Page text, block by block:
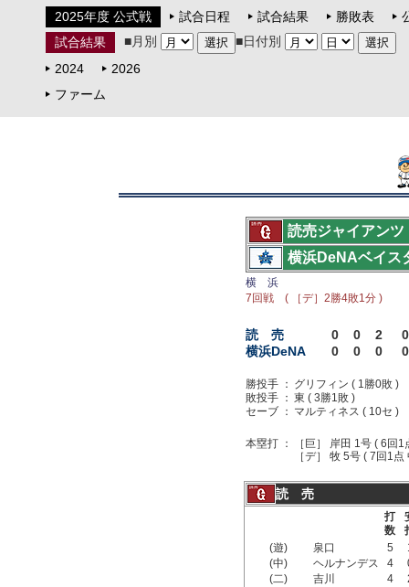
2025年度 公式戦 試合日程 試合結果 勝敗表
試合結果
■月別
■日付別
2024
2026
ファーム
読売ジャイアンツ
横浜DeNAベイス
横 浜
7回戦 ( ［デ］2勝4敗1分 )
読 売 0 0 2
0
横浜DeNA
0 0 0 0
勝投手 ： グリフィン ( 1勝0敗 )
敗投手 ： 東 ( 3勝1敗 )
セーブ ： マルティネス ( 10セ )
本塁打 ：
［巨］ 岸田 1号 ( 6回1
［デ］ 牧 5号 ( 7回1点
読 売
打
数
(遊)
泉口 5
(中)
ヘルナンデス 4
(二)
吉川 4